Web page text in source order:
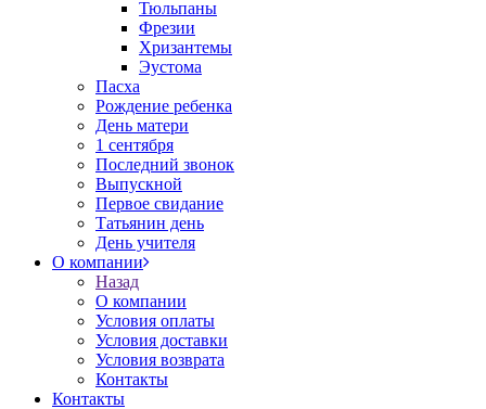
Тюльпаны
Фрезии
Хризантемы
Эустома
Пасха
Рождение ребенка
День матери
1 сентября
Последний звонок
Выпускной
Первое свидание
Татьянин день
День учителя
О компании
Назад
О компании
Условия оплаты
Условия доставки
Условия возврата
Контакты
Контакты